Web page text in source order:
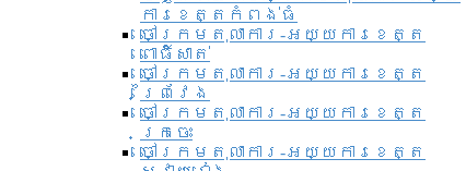
ការខេត្តកំពង់ធំ
ចៅក្រមតុលាការ-អយ្យការខេត្ត
ពោធិ៍សាត់
ចៅក្រមតុលាការ-អយ្យការខេត្ត
ព្រៃវែង
ចៅក្រមតុលាការ-អយ្យការខេត្ត
ក្រចេះ
ចៅក្រមតុលាការ-អយ្យការខេត្ត